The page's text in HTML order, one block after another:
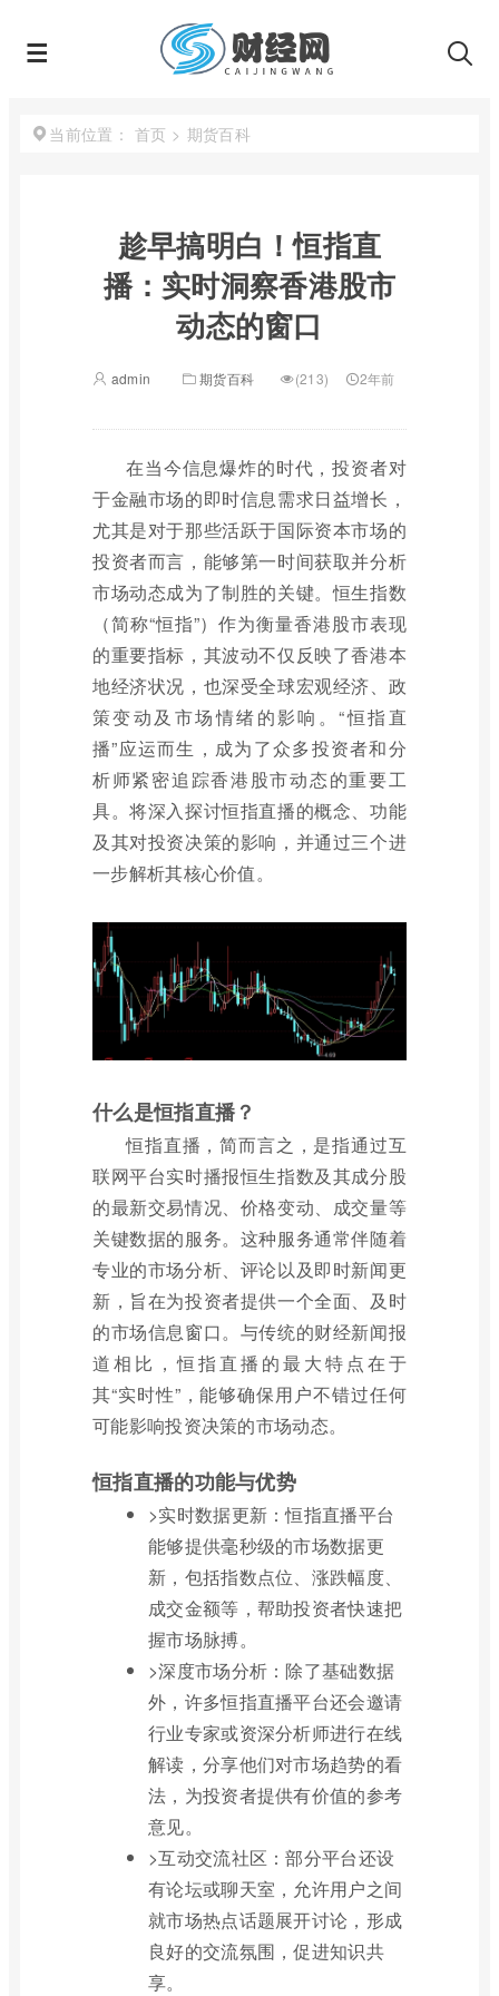
当前位置： 首页 > 期货百科
趁早搞明白！恒指直
播：实时洞察香港股市
动态的窗口
admin 期货百科 (213) 2年前
在当今信息爆炸的时代，投资者对
于金融市场的即时信息需求日益增长，
尤其是对于那些活跃于国际资本市场的
投资者而言，能够第一时间获取并分析
市场动态成为了制胜的关键。恒生指数
（简称“恒指”）作为衡量香港股市表现
的重要指标，其波动不仅反映了香港本
地经济状况，也深受全球宏观经济、政
策变动及市场情绪的影响。“恒指直
播”应运而生，成为了众多投资者和分
析师紧密追踪香港股市动态的重要工
具。将深入探讨恒指直播的概念、功能
及其对投资决策的影响，并通过三个进
一步解析其核心价值。
什么是恒指直播？
恒指直播，简而言之，是指通过互
联网平台实时播报恒生指数及其成分股
的最新交易情况、价格变动、成交量等
关键数据的服务。这种服务通常伴随着
专业的市场分析、评论以及即时新闻更
新，旨在为投资者提供一个全面、及时
的市场信息窗口。与传统的财经新闻报
道相比，恒指直播的最大特点在于
其“实时性”，能够确保用户不错过任何
可能影响投资决策的市场动态。
恒指直播的功能与优势
>实时数据更新：恒指直播平台
能够提供毫秒级的市场数据更
新，包括指数点位、涨跌幅度、
成交金额等，帮助投资者快速把
握市场脉搏。
>深度市场分析：除了基础数据
外，许多恒指直播平台还会邀请
行业专家或资深分析师进行在线
解读，分享他们对市场趋势的看
法，为投资者提供有价值的参考
意见。
>互动交流社区：部分平台还设
有论坛或聊天室，允许用户之间
就市场热点话题展开讨论，形成
良好的交流氛围，促进知识共
享。